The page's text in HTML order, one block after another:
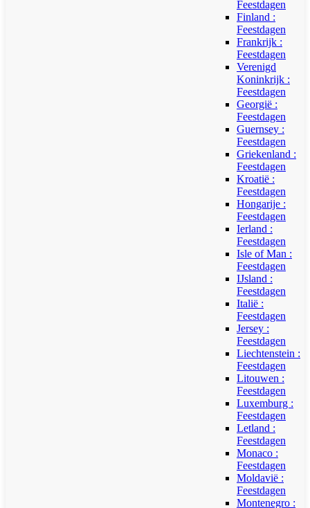
Feestdagen
Finland :
Feestdagen
Frankrijk :
Feestdagen
Verenigd
Koninkrijk :
Feestdagen
Georgië :
Feestdagen
Guernsey :
Feestdagen
Griekenland :
Feestdagen
Kroatië :
Feestdagen
Hongarije :
Feestdagen
Ierland :
Feestdagen
Isle of Man :
Feestdagen
IJsland :
Feestdagen
Italië :
Feestdagen
Jersey :
Feestdagen
Liechtenstein :
Feestdagen
Litouwen :
Feestdagen
Luxemburg :
Feestdagen
Letland :
Feestdagen
Monaco :
Feestdagen
Moldavië :
Feestdagen
Montenegro :